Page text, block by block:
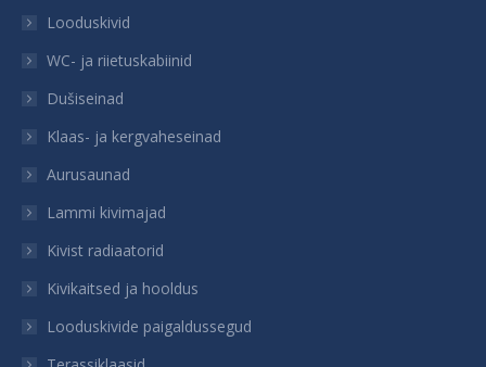
window
Looduskivid
WC- ja riietuskabiinid
Dušiseinad
Klaas- ja kergvaheseinad
Aurusaunad
Lammi kivimajad
Kivist radiaatorid
Kivikaitsed ja hooldus
Looduskivide paigaldussegud